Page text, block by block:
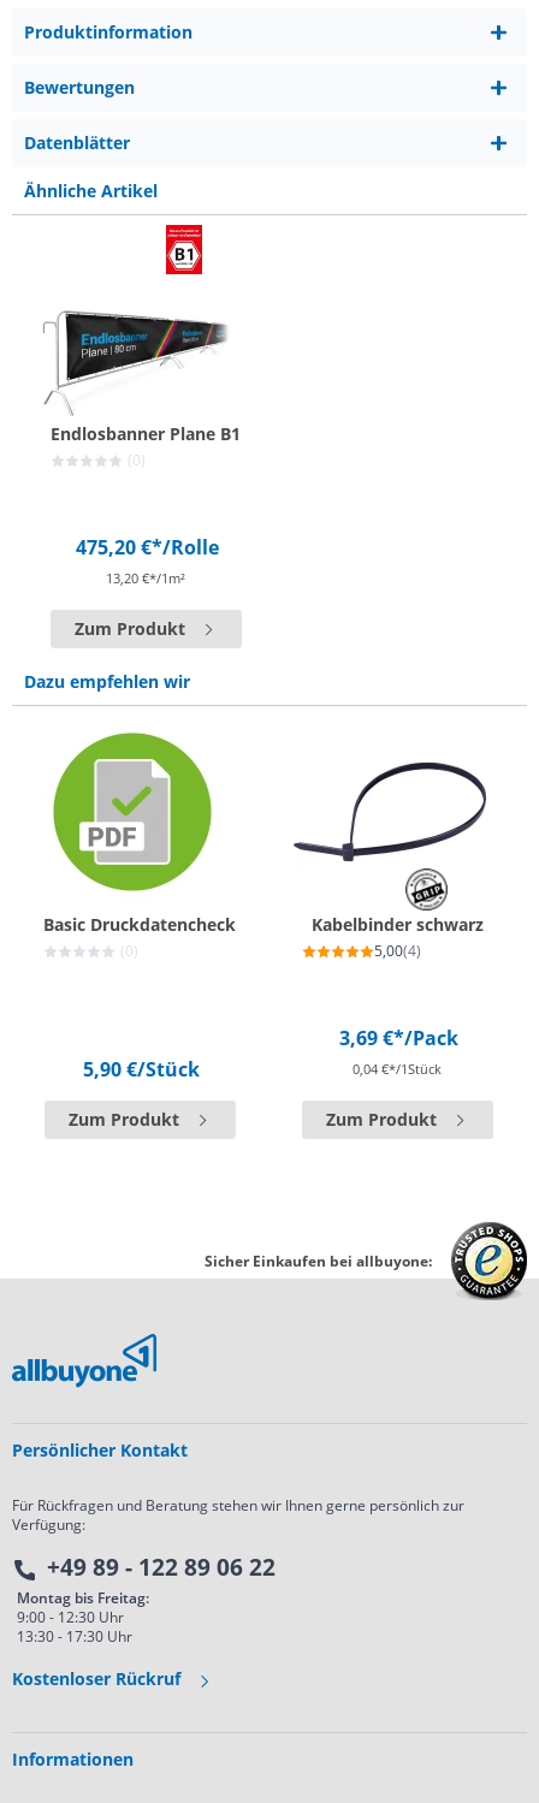
Produktinformation
Bewertungen
Datenblätter
Ähnliche Artikel
Endlosbanner Plane B1
(0)
475,20 €*/Rolle
13,20 €*/1m²
Zum Produkt
Dazu empfehlen wir
Basic Druckdatencheck
(0)
5,90 €/Stück
Zum Produkt
Kabelbinder schwarz
5,00(4)
3,69 €*/Pack
0,04 €*/1Stück
Zum Produkt
Sicher Einkaufen bei allbuyone:
Persönlicher Kontakt
Für Rückfragen und Beratung stehen wir Ihnen gerne persönlich zur
Verfügung:
+49 89 - 122 89 06 22
Montag bis Freitag:
9:00 - 12:30 Uhr
13:30 - 17:30 Uhr
Kostenloser Rückruf
Informationen